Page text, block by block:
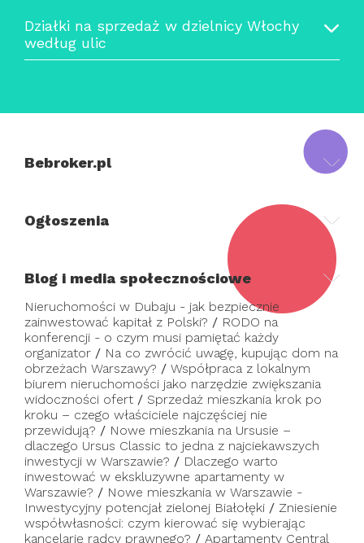
Działki na sprzedaż w dzielnicy Włochy
według ulic
Bebroker.pl
Ogłoszenia
Blog i media społecznościowe
Nieruchomości w Dubaju - jak bezpiecznie
zainwestować kapitał z Polski? / RODO na
konferencji - o czym musi pamiętać każdy
organizator / Na co zwrócić uwagę, kupując dom na
obrzeżach Warszawy? / Współpraca z lokalnym
biurem nieruchomości jako narzędzie zwiększania
widoczności ofert / Sprzedaż mieszkania krok po
kroku – czego właściciele najczęściej nie
przewidują? / Nowe mieszkania na Ursusie –
dlaczego Ursus Classic to jedna z najciekawszych
inwestycji w Warszawie? / Dlaczego warto
inwestować w ekskluzywne apartamenty w
Warszawie? / Nowe mieszkania w Warszawie -
Inwestycyjny potencjał zielonej Białołęki / Zniesienie
współwłasności: czym kierować się wybierając
kancelarię radcy prawnego? / Apartamenty Central